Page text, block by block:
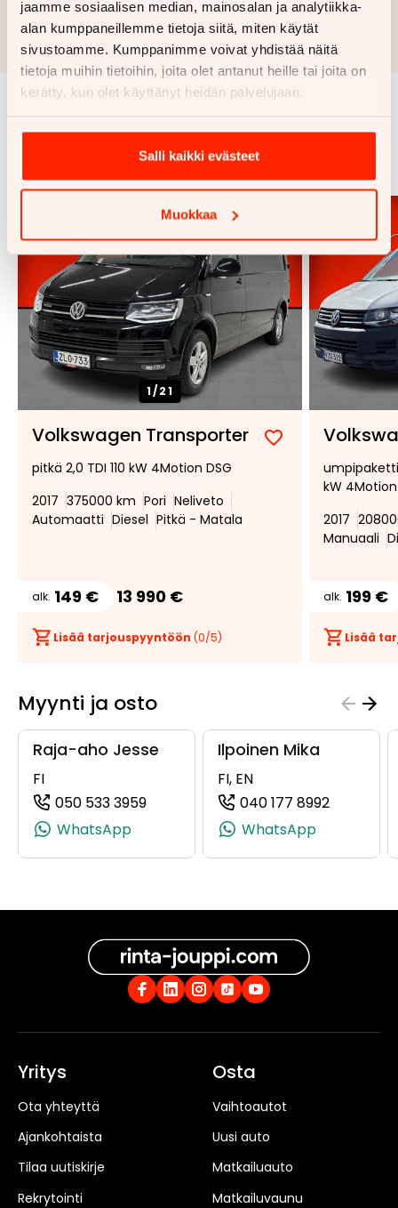
jaamme sosiaalisen median, mainosalan ja analytiikka-
alan kumppaneillemme tietoja siitä, miten käytät
sivustoamme. Kumppanimme voivat yhdistää näitä
tietoja muihin tietoihin, joita olet antanut heille tai joita on
kerätty, kun olet käyttänyt heidän palvelujaan.
Salli kaikki evästeet
Muokkaa
Rahoituslaskelma on suuntaa antava ja edellyttää hyväksytyn
luottopäätöksen ja kaskovakuutuksen.
Samankaltaisia ajoneuvoja
1/21
Volkswagen Transporter
Lisää
suosikiksi
Poista
suosikeista
pitkä 2,0 TDI 110 kW 4Motion DSG
2017 375000 km Pori Neliveto
Automaatti Diesel Pitkä - Matala
alk. 149 € 13 990 €
Lisää tarjouspyyntöön (0/5)
kW 4Motion
2017
Manuaali
alk. 199 €
Lisää
Myynti ja osto
Raja-aho Jesse
FI
050 533 3959
(+358505333959, 0505333959,
WhatsApp
Ilpoinen Mika
FI, EN
040 177 8992
WhatsApp
Yritys
Ota yhteyttä
Ajankohtaista
Tilaa uutiskirje
Rekrytointi
Osta
Vaihtoautot
Uusi auto
Matkailuauto
Matkailuvaunu